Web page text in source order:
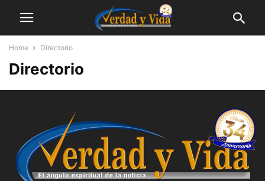
Home Directorio
Directorio